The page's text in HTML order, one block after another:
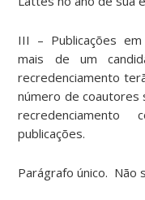
III – Publicações
mais de um
recredenciamento
número de coautores
publicações.
Parágrafo único. Não